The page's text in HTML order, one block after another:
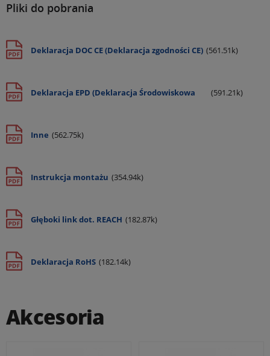
Pliki do pobrania
Deklaracja DOC CE (Deklaracja zgodności CE) (561.51k)
Deklaracja EPD (Deklaracja Środowiskowa
(591.21k)
Inne (562.75k)
Instrukcja montażu (354.94k)
Głęboki link dot. REACH (182.87k)
Deklaracja RoHS (182.14k)
Akcesoria